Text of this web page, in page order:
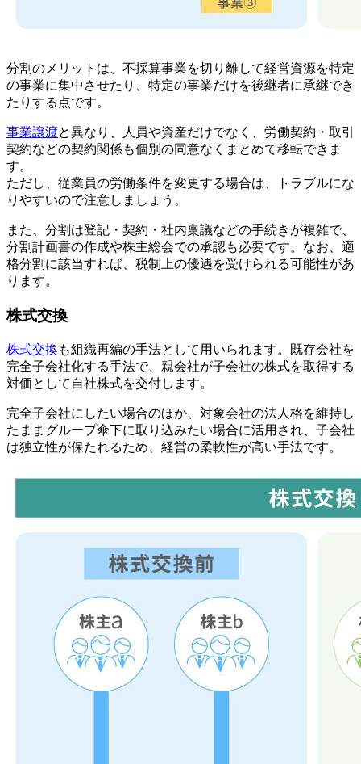
分割のメリットは、不採算事業を切り離して経営資源を特定
の事業に集中させたり、特定の事業だけを後継者に承継でき
たりする点です。
事業譲渡と異なり、人員や資産だけでなく、労働契約・取引
契約などの契約関係も個別の同意なくまとめて移転できま
す。
ただし、従業員の労働条件を変更する場合は、トラブルにな
りやすいので注意しましょう。
また、分割は登記・契約・社内稟議などの手続きが複雑で、
分割計画書の作成や株主総会での承認も必要です。なお、適
格分割に該当すれば、税制上の優遇を受けられる可能性があ
ります。
株式交換
株式交換 も組織再編の手法として用いられます。既存会社を
完全子会社化する手法で、親会社が子会社の株式を取得する
対価として自社株式を交付します。
完全子会社にしたい場合のほか、対象会社の法人格を維持し
たままグループ傘下に取り込みたい場合に活用され、子会社
は独立性が保たれるため、経営の柔軟性が高い手法です。